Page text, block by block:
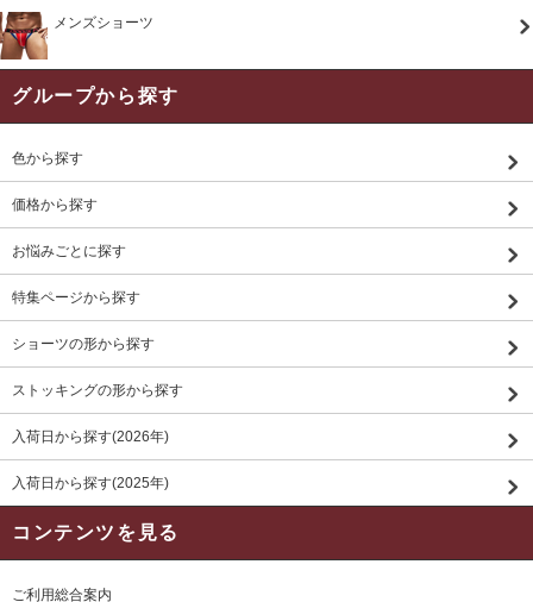
メンズショーツ
グループから探す
色から探す
価格から探す
お悩みごとに探す
特集ページから探す
ショーツの形から探す
ストッキングの形から探す
入荷日から探す(2026年)
入荷日から探す(2025年)
コンテンツを見る
ご利用総合案内